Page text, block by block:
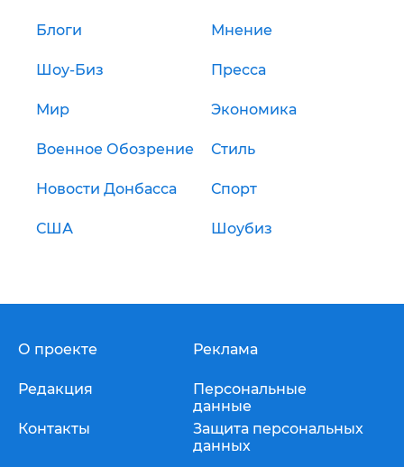
Блоги Мнение
Шоу-Биз Пресса
Мир Экономика
Военное Обозрение Стиль
Новости Донбасса Спорт
США Шоубиз
О проекте
Редакция
Контакты
Реклама
Персональные
данные
Защита персональных
данных